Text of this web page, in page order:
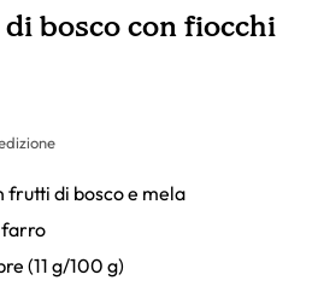
bosco con fiocchi
frutti di bosco e mela
farro
(11 g/100 g)